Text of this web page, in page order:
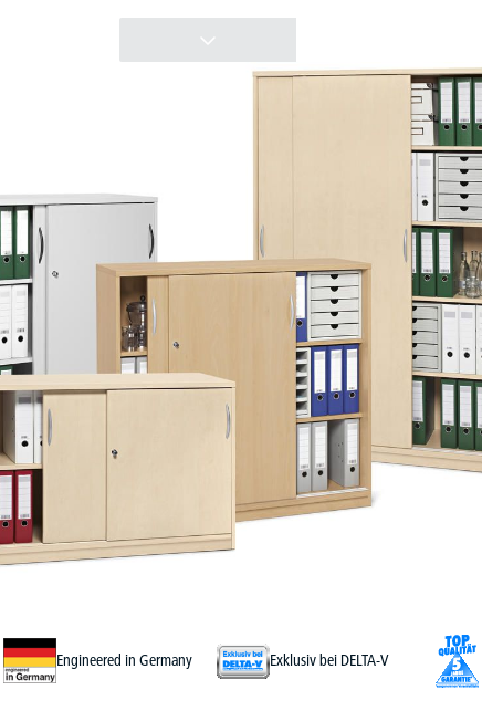
Engineered in Germany Exklusiv bei DELTA-V